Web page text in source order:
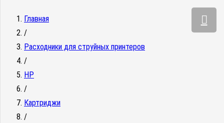
Главная
/
Расходники для струйных принтеров
/
HP
/
Картриджи
/